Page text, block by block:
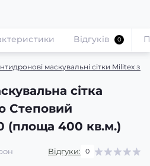
маскувальні сітки Militex з
сітка
Степовий
(площа 400 кв.м.)
Відгуки: 0
Відгуків 0